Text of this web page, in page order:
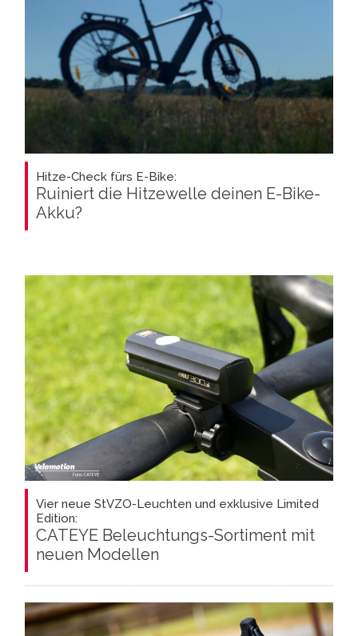
Hitze-Check fürs E-Bike:
Ruiniert die Hitzewelle deinen E-Bike-
Akku?
Vier neue StVZO-Leuchten und exklusive Limited
Edition:
CATEYE Beleuchtungs-Sortiment mit
neuen Modellen